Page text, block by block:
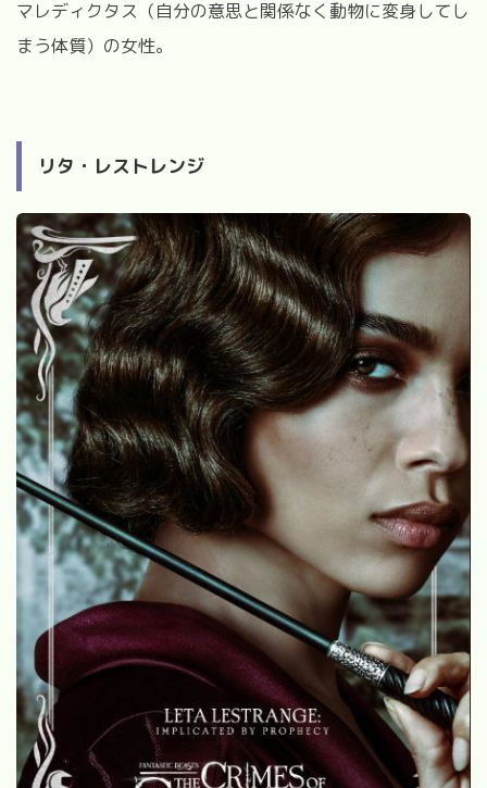
マレディクタス（自分の意思と関係なく動物に変身してし
まう体質）の女性。
リタ・レストレンジ